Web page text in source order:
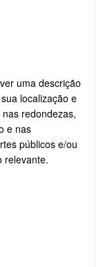
uma descrição
localização e
redondezas,
e nas
públicos e/ou
relevante.